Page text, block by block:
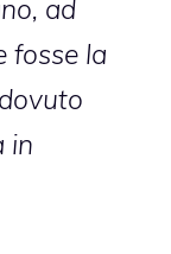
ad
fosse la
in